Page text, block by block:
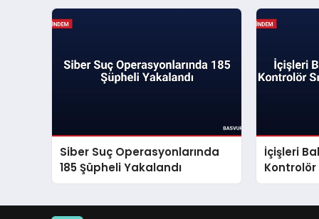
Siber Suç Operasyonlarında
185 Şüpheli Yakalandı
İçişleri
Kontrolör
Açıkladı